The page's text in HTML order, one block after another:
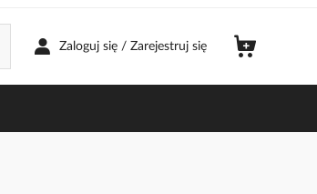
Zaloguj się / Zarejestruj się